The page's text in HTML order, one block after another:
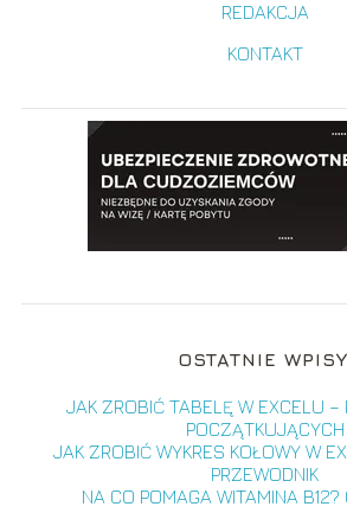
REDAKCJA
KONTAKT
OSTATNIE
JAK ZROBIĆ TABELĘ W EXCELU –
POCZĄTKUJĄCYCH
JAK ZROBIĆ WYKRES KOŁOWY W
PRZEWODNIK
NA CO POMAGA WITAMINA B12?